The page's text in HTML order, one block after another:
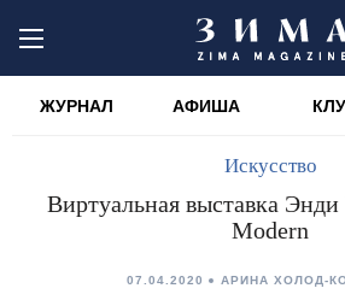
ЖУРНАЛ АФИША
Искусство
Виртуальная выставка Энди
Modern
07.04.2020 АРИНА ХОЛОД-